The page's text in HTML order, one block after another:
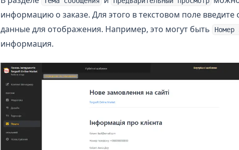
информацию о заказе. Для этого в текстовом поле введите
данные для отображения. Например, это могут быть
Номер
информация.